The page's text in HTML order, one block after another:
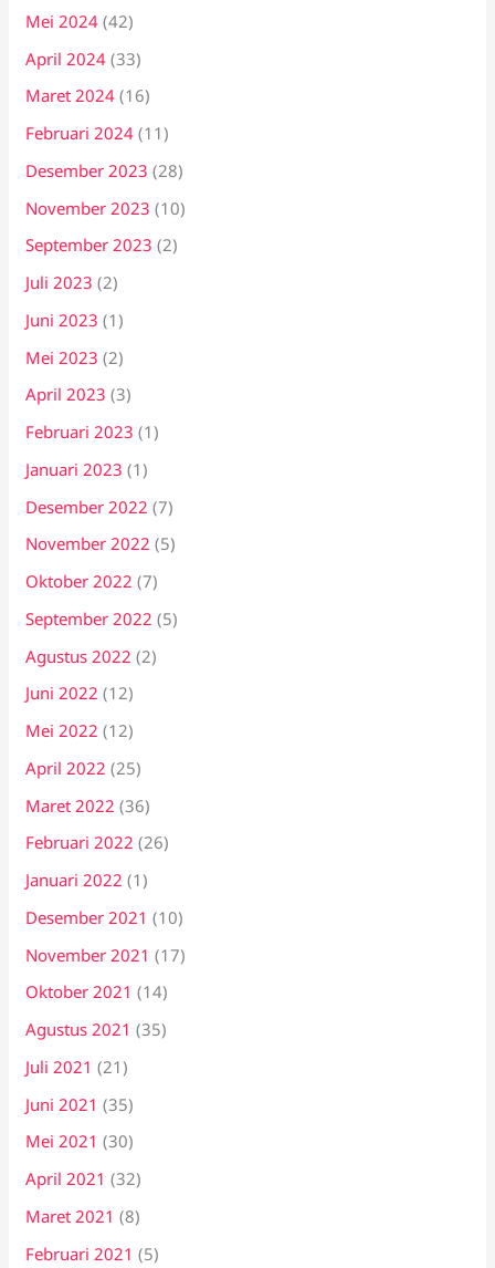
Mei 2024 (42)
April 2024 (33)
Maret 2024 (16)
Februari 2024 (11)
Desember 2023 (28)
November 2023 (10)
September 2023 (2)
Juli 2023 (2)
Juni 2023 (1)
Mei 2023 (2)
April 2023 (3)
Februari 2023 (1)
Januari 2023 (1)
Desember 2022 (7)
November 2022 (5)
Oktober 2022 (7)
September 2022 (5)
Agustus 2022 (2)
Juni 2022 (12)
Mei 2022 (12)
April 2022 (25)
Maret 2022 (36)
Februari 2022 (26)
Januari 2022 (1)
Desember 2021 (10)
November 2021 (17)
Oktober 2021 (14)
Agustus 2021 (35)
Juli 2021 (21)
Juni 2021 (35)
Mei 2021 (30)
April 2021 (32)
Maret 2021 (8)
Februari 2021 (5)